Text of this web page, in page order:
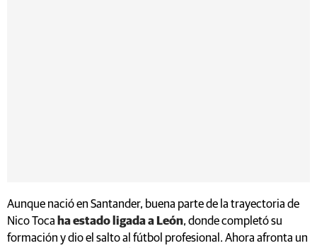
Aunque nació en Santander, buena parte de la trayectoria de
Nico Toca ha estado ligada a León, donde completó su
formación y dio el salto al fútbol profesional. Ahora afronta un